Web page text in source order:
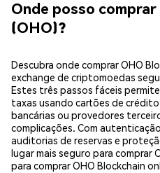
Onde posso
(OHO)?
Descubra onde comprar OHO
exchange de criptomoedas
Estes três passos fáceis
taxas usando cartões de
bancárias ou provedores
complicações. Com
auditorias de reservas e
lugar mais seguro para comprar
para comprar OHO Blockchain